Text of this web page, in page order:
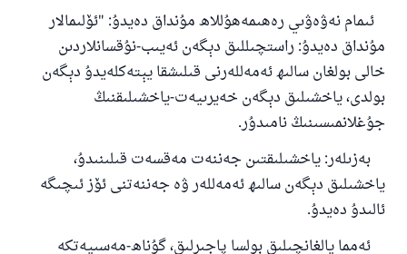
ئىمام نەۋەۋىي رەھىمەھۇللاھ مۇنداق دەيدۇ: "ئۆلىمالار
مۇنداق دەيدۇ: راستچىللىق دېگەن ئەيىب-نۇقسانلاردىن
خالى بولغان سالىھ ئەمەللەرنى قىلىشقا يېتەكلەيدۇ دېگەن
بولدى، ياخشىلىق دېگەن خەيرىيەت-ياخشىلىقنىڭ
جۇغلانمىسىنىڭ نامىدۇر.
بەزىلەر: ياخشىلىقتىن جەننەت مەقسەت قىلىنىدۇ،
ياخشىلىق دېگەن سالىھ ئەمەللەر ۋە جەننەتنى ئۆز ئىچىگە
ئالىدۇ دەيدۇ.
ئەمما يالغانچىلىق بولسا پاجىرلىق، گۇناھ-مەسىيەتكە
110845 - نومۇرلۇق سوئالنىڭ جاۋابى
ئائىلىنى ساقلاپ قالدى
ئۇممەتكە جاۋاپ بېرىشىمىزگە ياردەم قىلىڭ